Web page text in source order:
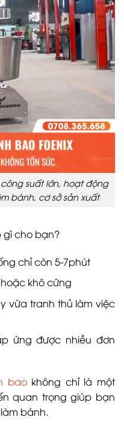
suất lớn, hoạt động
bánh, cơ sở sản xuất
gì cho bạn?
chỉ còn 5-7phút
khô cứng
vừa tranh thủ làm việc
ứng được nhiều đơn
baokhông chỉ là một
quan trọng giúp bạn
bánh.